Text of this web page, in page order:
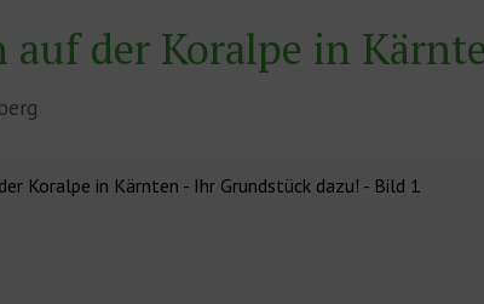
auf der Koralpe in